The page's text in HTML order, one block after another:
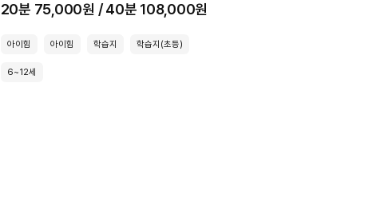
20분 75,000원 / 40분 108,000원
아이힘 아이힘 학습지 학습지(초등)
6~12세